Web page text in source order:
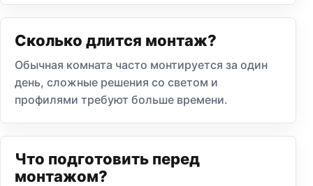
Сколько длится монтаж?
Обычная комната часто монтируется за один
день, сложные решения со светом и
профилями требуют больше времени.
Что подготовить перед
монтажом?